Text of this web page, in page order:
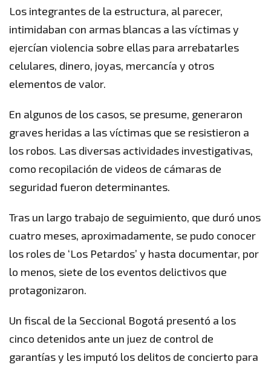
Los integrantes de la estructura, al parecer,
intimidaban con armas blancas a las víctimas y
ejercían violencia sobre ellas para arrebatarles
celulares, dinero, joyas, mercancía y otros
elementos de valor.
En algunos de los casos, se presume, generaron
graves heridas a las víctimas que se resistieron a
los robos. Las diversas actividades investigativas,
como recopilación de videos de cámaras de
seguridad fueron determinantes.
Tras un largo trabajo de seguimiento, que duró unos
cuatro meses, aproximadamente, se pudo conocer
los roles de ‘Los Petardos’ y hasta documentar, por
lo menos, siete de los eventos delictivos que
protagonizaron.
Un fiscal de la Seccional Bogotá presentó a los
cinco detenidos ante un juez de control de
garantías y les imputó los delitos de concierto para